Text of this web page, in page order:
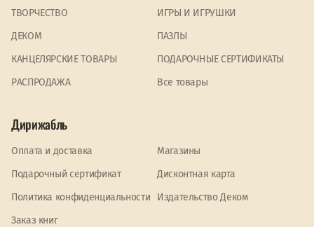
ТВОРЧЕСТВО
ИГРЫ И ИГРУШКИ
ДЕКОМ
ПАЗЛЫ
КАНЦЕЛЯРСКИЕ ТОВАРЫ
ПОДАРОЧНЫЕ СЕРТИФИКАТЫ
PАСПРОДАЖА
Все товары
Дирижабль
Оплата и доставка
Магазины
Подарочный сертификат
Дисконтная карта
Политика конфиденциальности
Издательство Деком
Заказ книг